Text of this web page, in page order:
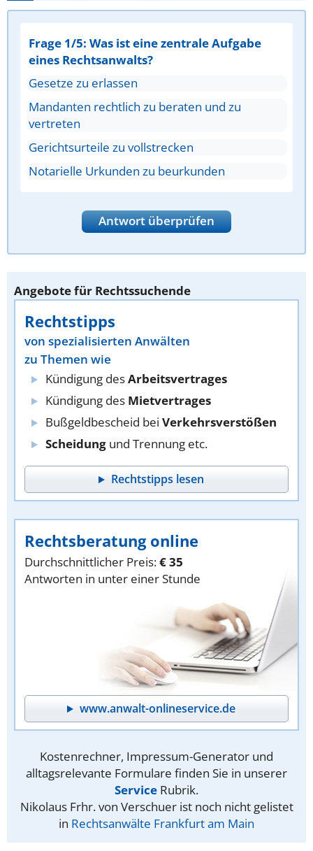
Frage 1/5: Was ist eine zentrale Aufgabe
eines Rechtsanwalts?
Gesetze zu erlassen
Mandanten rechtlich zu beraten und zu
vertreten
Gerichtsurteile zu vollstrecken
Notarielle Urkunden zu beurkunden
Antwort überprüfen
Angebote für Rechtssuchende
Rechtstipps
von spezialisierten Anwälten
zu Themen wie
Kündigung desArbeitsvertrages
Kündigung des Mietvertrages
Bußgeldbescheid bei Verkehrsverstößen
Scheidung und Trennung etc.
Rechtstipps lesen
Rechtsberatung online
Durchschnittlicher Preis:€ 35
Antworten in unter einer Stunde
www.anwalt-onlineservice.de
Kostenrechner, Impressum-Generator und
alltagsrelevante Formulare finden Sie in unserer
Service Rubrik.
Nikolaus Frhr. von Verschuer ist noch nicht gelistet
in Rechtsanwälte Frankfurt am Main